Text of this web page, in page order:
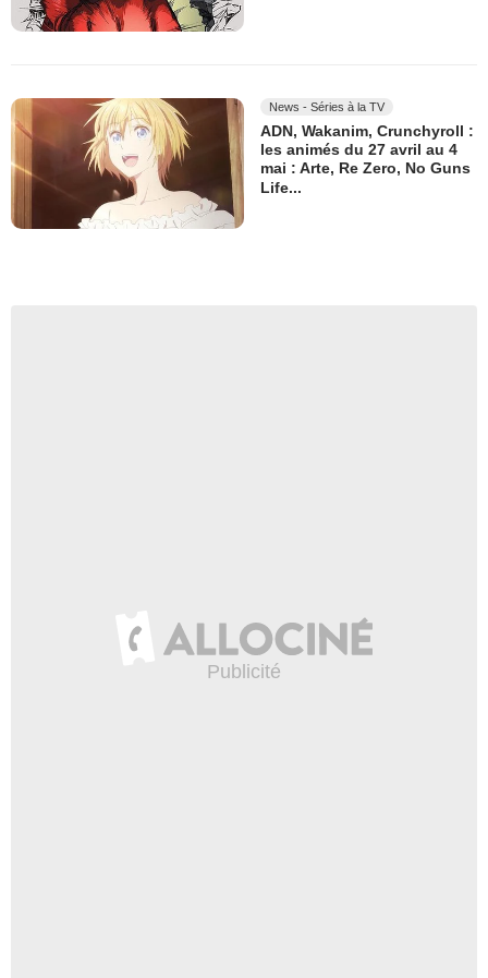
News - Séries à la TV
ADN, Wakanim, Crunchyroll :
les animés du 27 avril au 4
mai : Arte, Re Zero, No Guns
Life...